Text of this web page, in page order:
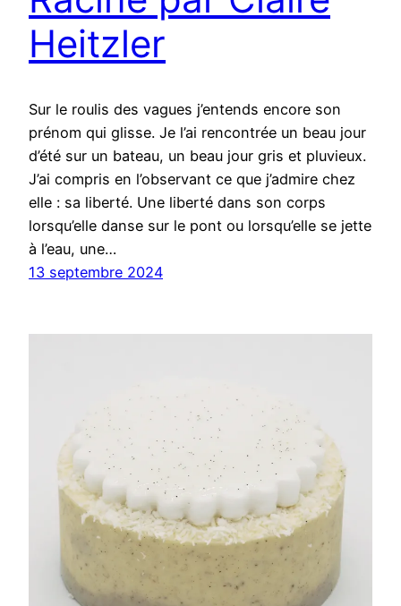
Heitzler
Sur le roulis des vagues j’entends encore son
prénom qui glisse. Je l’ai rencontrée un beau jour
d’été sur un bateau, un beau jour gris et pluvieux.
J’ai compris en l’observant ce que j’admire chez
elle : sa liberté. Une liberté dans son corps
lorsqu’elle danse sur le pont ou lorsqu’elle se jette
à l’eau, une…
13 septembre 2024